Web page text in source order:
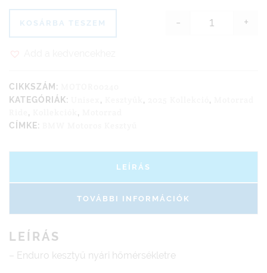
BMW GS
- +
KOSÁRBA TESZEM
CIKKSZÁM:
KATEGÓRIÁK: , , ,
, ,
CÍMKE:
LEÍRÁS
TOVÁBBI INFORMÁCIÓK
LEÍRÁS
– Enduro kesztyű nyári hőmérsékletre